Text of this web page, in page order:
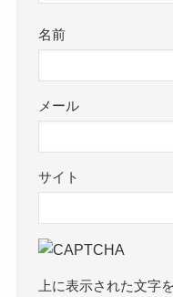
名前
メール
サイト
上に表示された文字